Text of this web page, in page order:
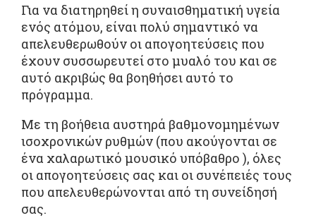
Για να διατηρηθεί η συναισθηματική υγεία
ενός ατόμου, είναι πολύ σημαντικό να
απελευθερωθούν οι απογοητεύσεις που
έχουν συσσωρευτεί στο μυαλό του και σε
αυτό ακριβώς θα βοηθήσει αυτό το
πρόγραμμα.
Με τη βοήθεια αυστηρά βαθμονομημένων
ισοχρονικών ρυθμών (που ακούγονται σε
ένα χαλαρωτικό μουσικό υπόβαθρο ), όλες
οι απογοητεύσεις σας και οι συνέπειές τους
που απελευθερώνονται από τη συνείδησή
σας.